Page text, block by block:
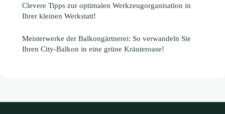
Clevere Tipps zur optimalen Werkzeugorganisation in
Ihrer kleinen Werkstatt!
Meisterwerke der Balkongärtnerei: So verwandeln Sie
Ihren City-Balkon in eine grüne Kräuteroase!